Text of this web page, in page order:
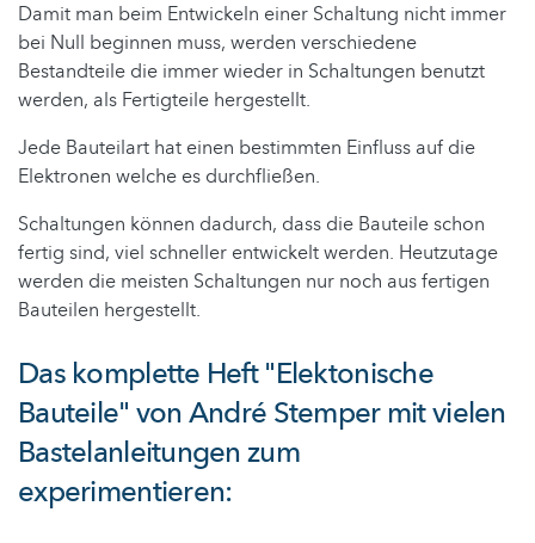
Damit man beim Entwickeln einer Schaltung nicht immer
bei Null beginnen muss, werden verschiedene
Bestandteile die immer wieder in Schaltungen benutzt
werden, als Fertigteile hergestellt.
Jede Bauteilart hat einen bestimmten Einfluss auf die
Elektronen welche es durchfließen.
Schaltungen können dadurch, dass die Bauteile schon
fertig sind, viel schneller entwickelt werden. Heutzutage
werden die meisten Schaltungen nur noch aus fertigen
Bauteilen hergestellt.
Das komplette Heft "Elektonische
Bauteile" von André Stemper mit vielen
Bastelanleitungen zum
experimentieren: